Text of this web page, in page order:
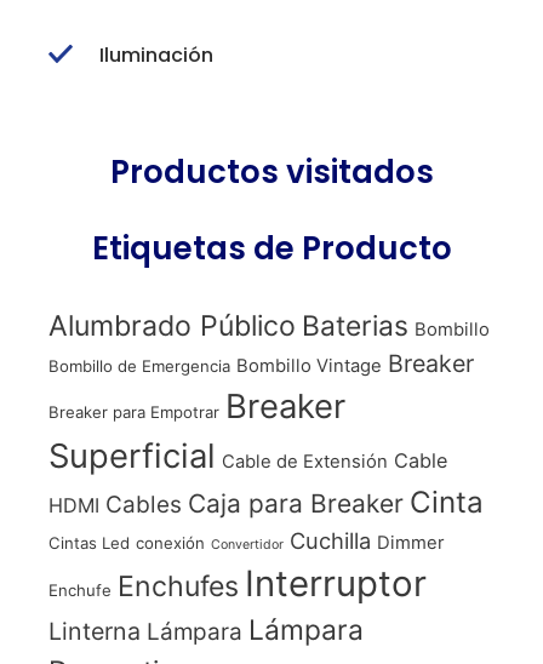
Iluminación
Productos visitados
Etiquetas de Producto
Alumbrado Público Baterias Bombillo
Bombillo de Emergencia Bombillo Vintage Breaker
Breaker para Empotrar Breaker
Superficial Cable de Extensión Cable
HDMI Cables Caja para Breaker Cinta
Cintas Led conexión Convertidor Cuchilla Dimmer
Enchufe Enchufes Interruptor
Linterna Lámpara Lámpara